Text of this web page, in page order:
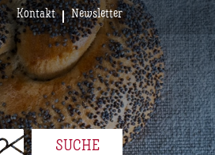
Kontakt Newsletter
SUCHE